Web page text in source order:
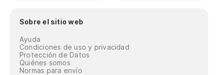
Sobre el sitio web
Ayuda
Condiciones de uso y privacidad
Protección de Datos
Quiénes somos
Normas para envío